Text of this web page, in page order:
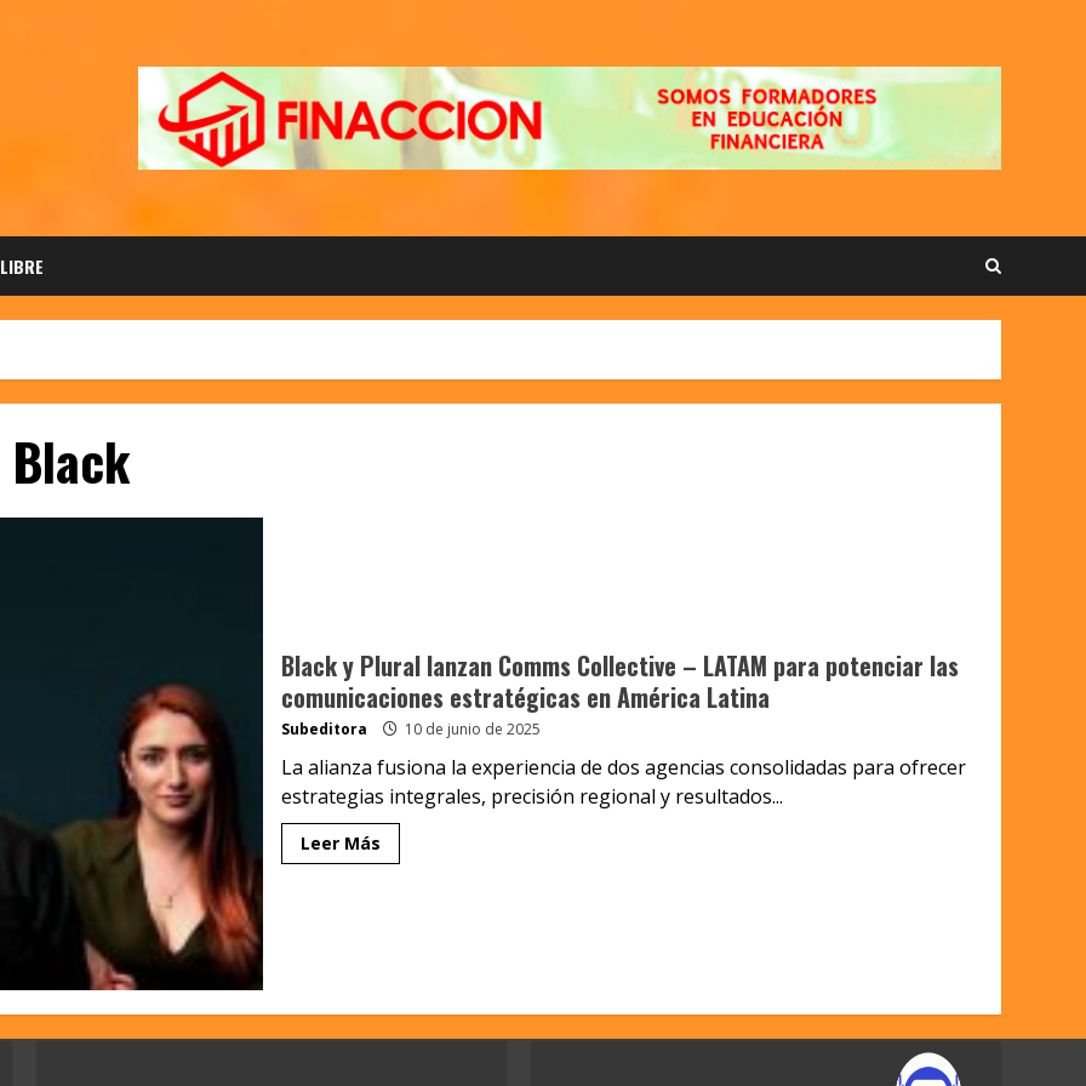
Black y Plural lanzan Comms Collective – LATAM para potenciar las
comunicaciones estratégicas en América Latina
Subeditora 10 de junio de 2025
La alianza fusiona la experiencia de dos agencias consolidadas para ofrecer
estrategias integrales, precisión regional y resultados...
Leer Más